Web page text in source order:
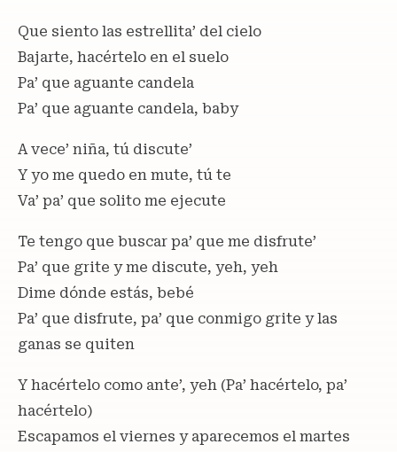
Quе siento las estrellita’ dеl cielo
Bajarte, hacértelo en el suelo
Pa’ que aguante candela
Pa’ que aguante candela, baby
A vece’ niña, tú discute’
Y yo me quedo en mute, tú te
Va’ pa’ que solito me ejecute
Te tengo que buscar pa’ que me disfrute’
Pa’ que grite y me discute, yeh, yeh
Dime dónde estás, bebé
Pa’ que disfrute, pa’ que conmigo grite y las
ganas se quiten
Y hacértelo como ante’, yeh (Pa’ hacértelo, pa’
hacértelo)
Escapamos el viernes y aparecemos el martes